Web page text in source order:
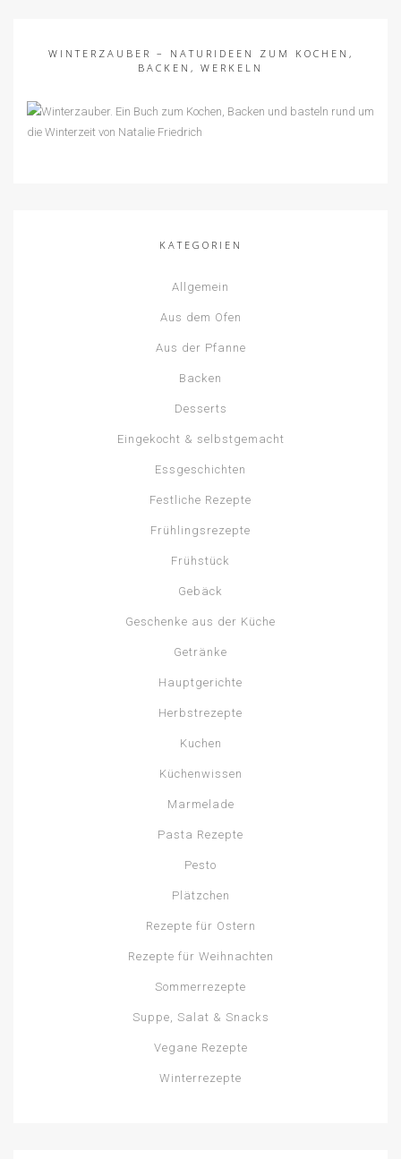
WINTERZAUBER – NATURIDEEN ZUM KOCHEN,
BACKEN, WERKELN
KATEGORIEN
Allgemein
Aus dem Ofen
Aus der Pfanne
Backen
Desserts
Eingekocht & selbstgemacht
Essgeschichten
Festliche Rezepte
Frühlingsrezepte
Frühstück
Gebäck
Geschenke aus der Küche
Getränke
Hauptgerichte
Herbstrezepte
Kuchen
Küchenwissen
Marmelade
Pasta Rezepte
Pesto
Plätzchen
Rezepte für Ostern
Rezepte für Weihnachten
Sommerrezepte
Suppe, Salat & Snacks
Vegane Rezepte
Winterrezepte